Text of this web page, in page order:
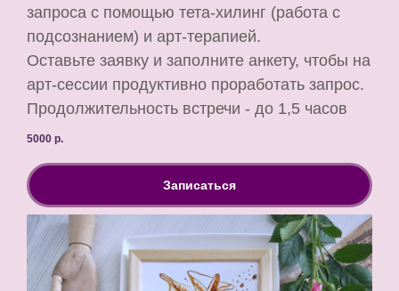
запроса с помощью тета-хилинг (работа с
подсознанием) и арт-терапией.
Оставьте заявку и заполните анкету, чтобы на
арт-сессии продуктивно проработать запрос.
Продолжительность встречи - до 1,5 часов
5000 р.
Записаться